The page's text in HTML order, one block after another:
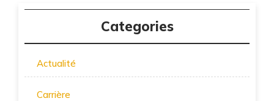
Categories
Actualité
Carrière